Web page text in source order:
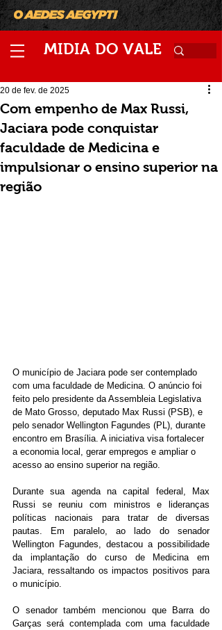
MIDIA DO VALE
Com empenho de Max Russi,
Jaciara pode conquistar
faculdade de Medicina e
impulsionar o ensino superior na
região
20 de fev. de 2025
O município de Jaciara pode ser contemplado
com uma faculdade de Medicina. O anúncio foi
feito pelo presidente da Assembleia Legislativa
de Mato Grosso, deputado Max Russi (PSB), e
pelo senador Wellington Fagundes (PL), durante
encontro em Brasília. A iniciativa visa fortalecer
a economia local, gerar empregos e ampliar o
acesso ao ensino superior na região.
Durante sua agenda na capital federal, Max
Russi se reuniu com ministros e lideranças
políticas nacionais para tratar de diversas
pautas. Em paralelo, ao lado do senador
Wellington Fagundes, destacou a possibilidade
da implantação do curso de Medicina em
Jaciara, ressaltando os impactos positivos para
o município.
O senador também mencionou que Barra do
Garças será contemplada com uma faculdade